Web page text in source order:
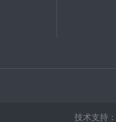
技术支持：